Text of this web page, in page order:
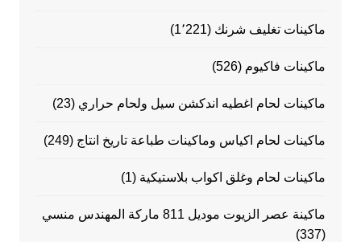
ماكينات تغليف شرنك (1٬221)
ماكينات فاكيوم (526)
ماكينات لحام اغطيه اندكشن سيل ولحام حراري (23)
ماكينات لحام اكياس وماكينات طباعة تاريخ انتاج (249)
ماكينات لحام وغلق اكواب بلاستيكية (1)
ماكينة عصر الزيوت موديل 811 ماركة المهندس منسي
(337)